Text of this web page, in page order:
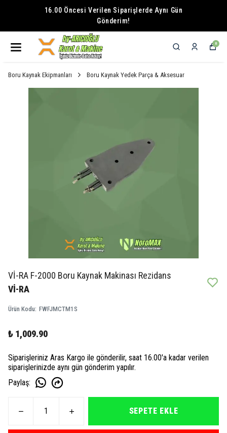
16.00 Öncesi Verilen Siparişlerde Aynı Gün
Gönderim!
0
Boru Kaynak Ekipmanları Boru Kaynak Yedek Parça & Aksesuar
Vİ-RA F-2000 Boru Kaynak Makinası Rezidans
Vİ-RA
Ürün Kodu: FWFJMCTM1S
₺ 1,009.90
Siparişleriniz Aras Kargo ile gönderilir, saat 16.00'a kadar verilen
siparişlerinizde aynı gün gönderim yapılır.
Paylaş:
SEPETE EKLE